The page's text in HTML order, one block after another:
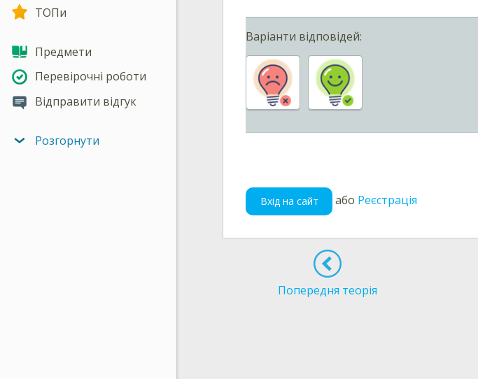
ТОПи
Предмети
Перевірочні роботи
Відправити відгук
Розгорнути
Варіанти відповідей:
Вхід на сайт або Реєстрація
Попередня теорія